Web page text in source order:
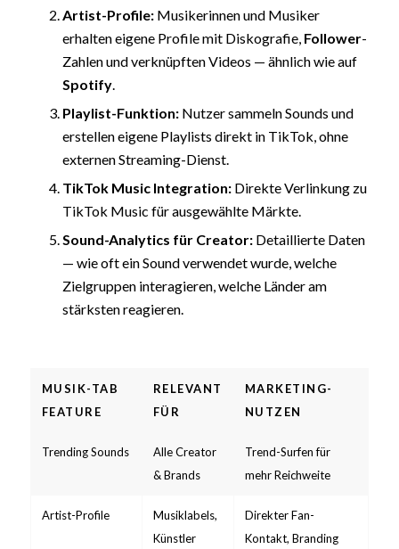
Artist-Profile:Musikerinnen und Musiker
erhalten eigene Profile mit Diskografie, Follower-
Zahlen und verknüpften Videos — ähnlich wie auf
Spotify.
Playlist-Funktion:Nutzer sammeln Sounds und
erstellen eigene Playlists direkt in TikTok, ohne
externen Streaming-Dienst.
TikTok Music Integration:Direkte Verlinkung zu
TikTok Music für ausgewählte Märkte.
Sound-Analytics für Creator:Detaillierte Daten
— wie oft ein Sound verwendet wurde, welche
Zielgruppen interagieren, welche Länder am
stärksten reagieren.
MUSIK-TAB
FEATURE
RELEVANT
FÜR
MARKETING-
NUTZEN
Trending Sounds
Alle Creator
& Brands
Trend-Surfen für
mehr Reichweite
Artist-Profile
Musiklabels,
Künstler
Direkter Fan-
Kontakt, Branding